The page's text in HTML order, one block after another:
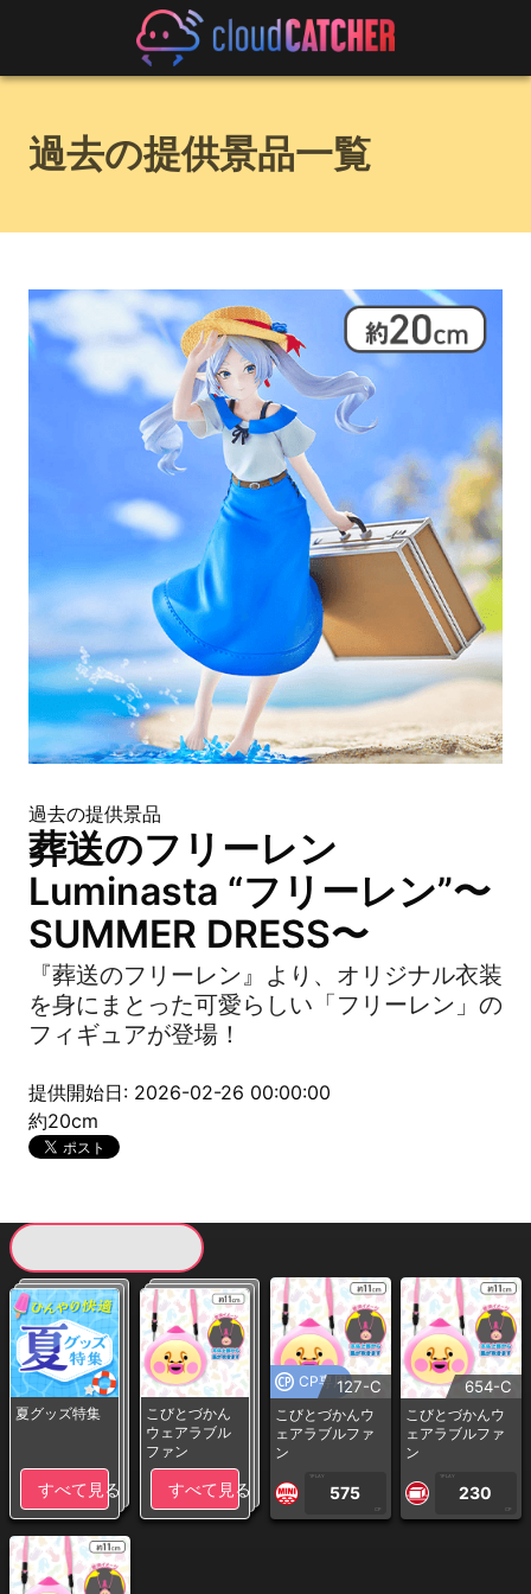
過去の提供景品一覧
過去の提供景品
葬送のフリーレン
Luminasta “フリーレン”〜
SUMMER DRESS〜
『葬送のフリーレン』より、オリジナル衣装
を身にまとった可愛らしい「フリーレン」の
フィギュアが登場！
提供開始日: 2026-02-26 00:00:00
約20cm
夏グッズ特集
すべて見る
こびとづかん
ウェアラブル
ファン
すべて見る
CP専用127-C
こびとづかんウ
ェアラブルファ
ン
1PLAY
575
CP
654-C
こびとづかんウ
ェアラブルファ
ン
1PLAY
230
CP